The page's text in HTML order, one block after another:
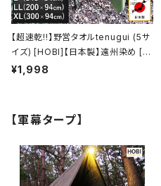
【超速乾!!】野営タオルtenugui (5サ
イズ) [HOBI]【日本製】遠州染め [職
人による注染] シャンタン生地/綿10
ャンプ レジャー ホビ 【MADE IN JA
¥1,998
【軍幕タープ】